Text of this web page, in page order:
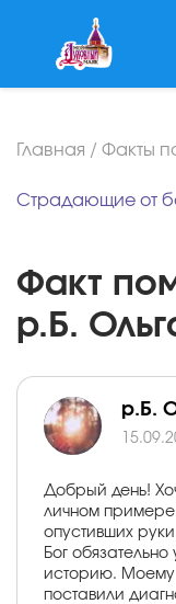
Главная / Факты
Страдающие от
Факт
р.Б.
р.Б.
Добрый день!
личном примере
опустивших
Бог
историю. Моему
поставили